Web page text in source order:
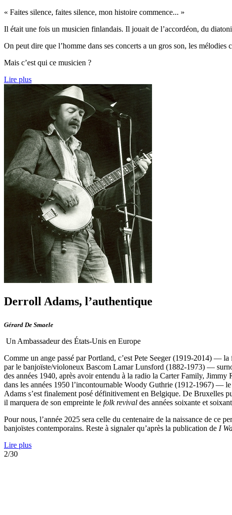
« Faites silence, faites silence, mon histoire commence... »
Il était une fois un musicien finlandais. Il jouait de l’accordéon, du
On peut dire que l’homme dans ses concerts a un gros son, les
Mais c’est qui ce musicien ?
Lire plus
Derroll Adams, l’authentique
Gérard De Smaele
Un Ambassadeur des États-Unis en Europe
Comme un ange passé par Portland, c’est Pete Seeger (1919-2014) —
par le banjoïste/violoneux Bascom Lamar Lunsford (1882-1973) —
des années 1940, après avoir entendu à la radio la Carter Family,
dans les années 1950 l’incontournable Woody Guthrie (1912-1967) — le
Adams s’est finalement posé définitivement en Belgique. De Bruxelles
il marquera de son empreinte le folk revival des années soixante et
Pour nous, l’année 2025 sera celle du centenaire de la naissance de ce
banjoïstes contemporains. Reste à signaler qu’après la publication de I
Lire plus
2/30